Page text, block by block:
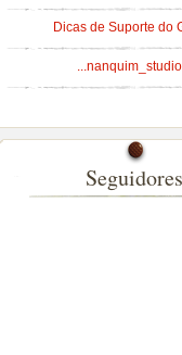
Dicas de Suporte do
Seguidores